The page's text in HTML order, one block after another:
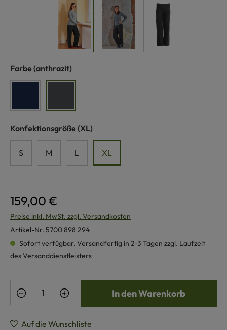
Farbe auswählen
(anthrazit)
Konfektionsgröße auswählen
(XL)
S M L XL
159,00 €
Preise inkl. MwSt. zzgl. Versandkosten
Artikel-Nr. 5700 898 294
Sofort verfügbar, Versandfertig in 2-3 Tagen zzgl. Laufzeit
des Versanddienstleisters
Produkt Anzahl: Gib den gewünschten
In den Warenkorb
Auf die Wunschliste